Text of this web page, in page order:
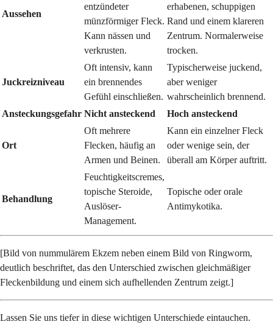
Aussehen
entzündeter
münzförmiger Fleck.
Kann nässen und
verkrusten.
erhabenen, schuppigen
Rand und einem klareren
Zentrum. Normalerweise
trocken.
Juckreizniveau
Oft intensiv, kann
ein brennendes
Gefühl einschließen.
Typischerweise juckend,
aber weniger
wahrscheinlich brennend.
Ansteckungsgefahr Nicht ansteckend Hoch ansteckend
Ort
Oft mehrere
Flecken, häufig an
Armen und Beinen.
Kann ein einzelner Fleck
oder wenige sein, der
überall am Körper auftritt.
Behandlung
Feuchtigkeitscremes,
topische Steroide,
Auslöser-
Management.
Topische oder orale
Antimykotika.
[Bild von nummulärem Ekzem neben einem Bild von Ringworm,
deutlich beschriftet, das den Unterschied zwischen gleichmäßiger
Fleckenbildung und einem sich aufhellenden Zentrum zeigt.]
Lassen Sie uns tiefer in diese wichtigen Unterschiede eintauchen.